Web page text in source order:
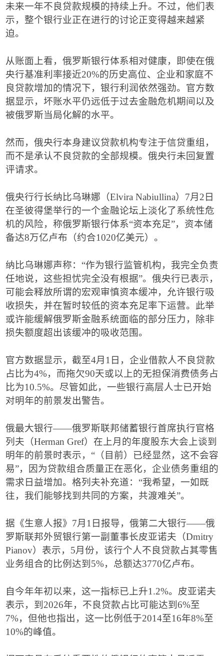
未来一年不良贷款规模的持续上升。不过，他们表
示，整个银行业正在进行的讨论正变得越来越紧
迫。
从账面上看，俄罗斯银行体系相对健康，即使在俄
央行基准利率接近20%的历史高位、企业和家庭不
良贷款增加的情况下，银行利润依然强劲。官方数
据显示，坏账水平仍远低于过去金融危机期间以及
被俄罗斯当局化解的水平。
然而，俄央行本身建议贷款机构专注于信贷重组，
而不是承认不良贷款的全部规模。俄央行未回复置
评请求。
俄央行行长纳比乌琳娜（Elvira Nabiullina） 7月 2 日
在圣彼得堡举行的一个金融论坛上淡化了系统性危
机的风险，称俄罗斯银行体系“资本充足”，资本储
备达8万亿卢布（约合1020亿美元）。
纳比乌琳娜声称： “作为银行监管机构，我完全负责
任地说，这些担忧完全没有根据”。俄央行已表示，
可能会释放所谓的宏观审慎资本缓冲，允许银行吸
收损失，并在暂时较低的资本充足率下运营。此举
或许能缓解俄罗斯金融系统面临的部分压力，除非
损失额度超出该缓冲的吸收范围。
官方数据显示，截至4月 1 日，企业借款人不良贷款
占比为4%，而拖欠90天或以上的无担保消费债务占
比为10.5%。尽管如此，一些银行高层人士已开始
对明年的前景发出警告。
俄最大银行——俄罗斯联邦储蓄银行首席执行官格
列夫（Herman Gref）在上月的年度股东大会上谈到
明年的前景时表示， “（目前）已经显然，这不会容
易”，因为贷款组合质量正在恶化，企业债务重组的
需求日益增加。格列夫补充道： “我希望，一如既
往，我们能够找到共同的方案，共渡难关”。
据《生意人报》 7月 1 日报导，俄第二大银行——俄
罗斯联邦外贸银行第一副董事长皮亚诺夫（Dmitry
Pianov）表示， 5月份，该行个人不良贷款占其零售
业务组合的比例达到 5%，总额达3770亿卢布。
自今年年初以来，这一指标已上升1.2%。皮亚诺夫
表示，到 2026年，不良贷款占比可能达到 6%至
7%，但他也指出，这一比例低于2014至16年8%至
10%的峰值。